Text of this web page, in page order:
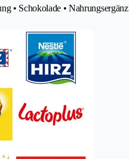
• Schokolade •